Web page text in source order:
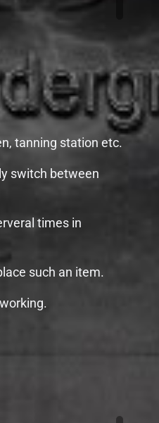
tanning station etc.
switch between
times in
such an item.